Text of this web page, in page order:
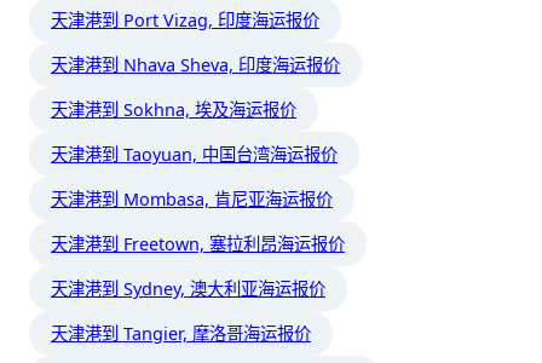
天津港到 Port Vizag, 印度海运报价
天津港到 Nhava Sheva, 印度海运报价
天津港到 Sokhna, 埃及海运报价
天津港到 Taoyuan, 中国台湾海运报价
天津港到 Mombasa, 肯尼亚海运报价
天津港到 Freetown, 塞拉利昂海运报价
天津港到 Sydney, 澳大利亚海运报价
天津港到 Tangier, 摩洛哥海运报价